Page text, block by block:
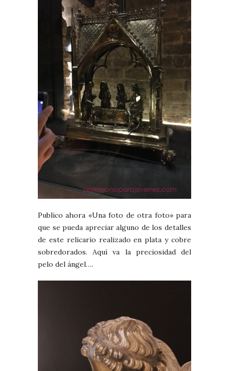
Publico ahora «Una foto de otra foto» para
que se pueda apreciar alguno de los detalles
de este relicario realizado en plata y cobre
sobredorados. Aquí va la preciosidad del
pelo del ángel….